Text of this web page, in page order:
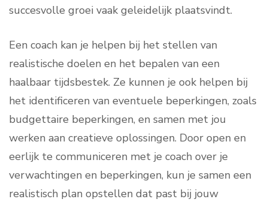
succesvolle groei vaak geleidelijk plaatsvindt.
Een coach kan je helpen bij het stellen van
realistische doelen en het bepalen van een
haalbaar tijdsbestek. Ze kunnen je ook helpen bij
het identificeren van eventuele beperkingen, zoals
budgettaire beperkingen, en samen met jou
werken aan creatieve oplossingen. Door open en
eerlijk te communiceren met je coach over je
verwachtingen en beperkingen, kun je samen een
realistisch plan opstellen dat past bij jouw